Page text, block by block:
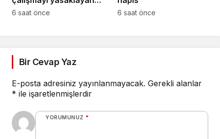
kararın uygulanmasını
6 saat önce 6 saat önce
Bir Cevap Yaz
E-posta adresiniz yayınlanmayacak. Gerekli alanlar
* ile işaretlenmişlerdir
YORUMUNUZ *